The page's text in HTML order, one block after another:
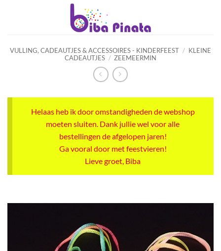
VULLING, CADEAUTJES & ACCESSOIRES - KINDERFEEST / KLEINE
CADEAUTJES / ZEEMEERMIN
Helaas heb ik door omstandigheden de webshop
moeten sluiten. Dank jullie wel voor alle
bestellingen de afgelopen jaren!
Ga vooral door met feestvieren!
Lieve groet, Biba